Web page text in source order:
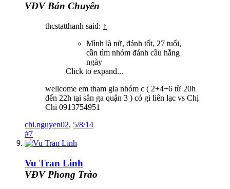
VĐV Bán Chuyên
thcstatthanh said: ↑
Mình là nữ, đánh tốt, 27 tuổi,
cần tìm nhóm đánh cầu hằng
ngày
Click to expand...
wellcome em tham gia nhóm c ( 2+4+6 từ 20h
đến 22h tại sân ga quận 3 ) có gi liên lạc vs Chị
Chi 0913754951
chi.nguyen02, 5/8/14
#7
Vu Tran Linh
VĐV Phong Trào